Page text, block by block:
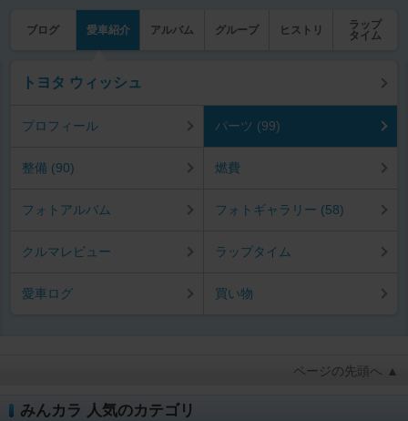
ブログ 愛車紹介 アルバム グループ ヒストリ
ラップ
タイム
トヨタ ウィッシュ
プロフィール パーツ (99)
整備 (90) 燃費
フォトアルバム フォトギャラリー (58)
クルマレビュー ラップタイム
愛車ログ 買い物
ページの先頭へ ▲
みんカラ 人気のカテゴリ